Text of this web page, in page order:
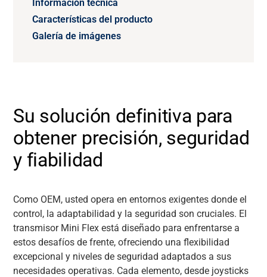
Su solución definitiva para
obtener precisión, seguridad
y fiabilidad
Como OEM, usted opera en entornos exigentes donde el
control, la adaptabilidad y la seguridad son cruciales. El
transmisor Mini Flex está diseñado para enfrentarse a
estos desafíos de frente, ofreciendo una flexibilidad
excepcional y niveles de seguridad adaptados a sus
necesidades operativas. Cada elemento, desde joysticks
Información técnica
Características del producto
Galería de imágenes